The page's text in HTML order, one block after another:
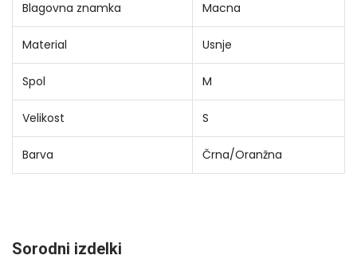
Blagovna znamka Macna
Material Usnje
Spol M
Velikost S
Barva Črna/Oranžna
Sorodni izdelki